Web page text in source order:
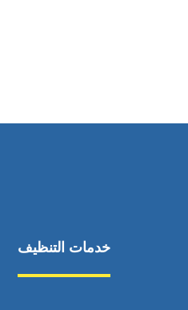
خدمات التنظيف